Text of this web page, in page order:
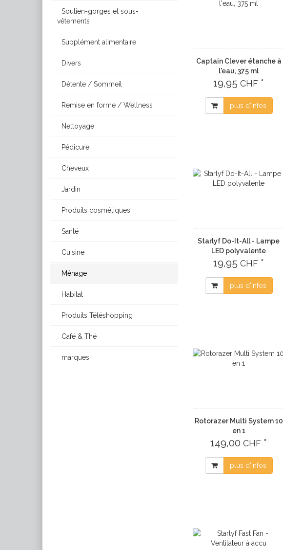
Soutien-gorges et sous-
vêtements
Supplément alimentaire
Divers
Détente / Sommeil
Remise en forme / Wellness
Nettoyage
Pédicure
Cheveux
Jardin
Produits cosmétiques
Santé
Cuisine
Ménage
Habitat
Produits Téléshopping
Café & Thé
marques
Captain Clever étanche à
l'eau, 375 ml
19,95CHF *
plus d'infos
Starlyf Do-It-All - Lampe
LED polyvalente
19,95CHF *
plus d'infos
Rotorazer Multi System 10
en 1
149,00CHF *
plus d'infos